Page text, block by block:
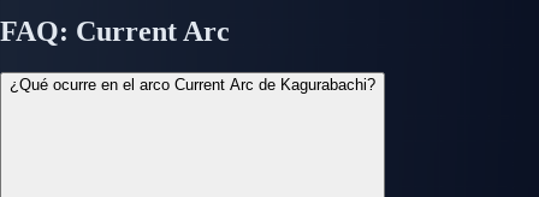
FAQ: Current Arc
¿Qué ocurre en el arco Current Arc de Kagurabachi?